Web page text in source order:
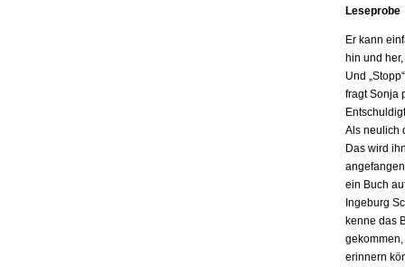
Leseprobe
Er kann
hin und
Und
fragt Sonja
Als neulich
Das wird
ein Buch
Ingeburg
kenne das
erinnern